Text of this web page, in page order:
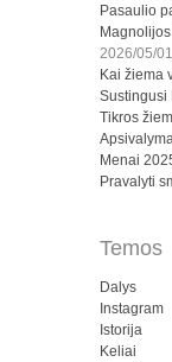
Pasaulio
2026/05/01
Kai žiema
Sustingusi
Tikros
Menai
Pravalyti
Temos
Dalys
Instagram
Istorija
Keliai